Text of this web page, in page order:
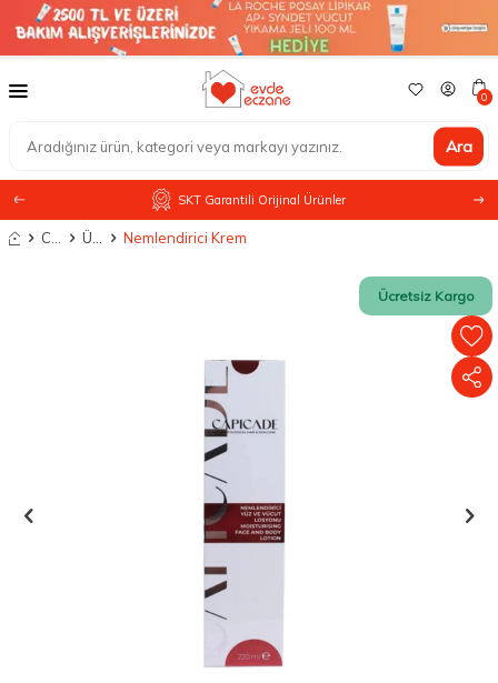
Ara
0
SKT Garantili Orijinal Ürünler
Anasayfa Nemlendirici Krem
Ücretsiz Kargo